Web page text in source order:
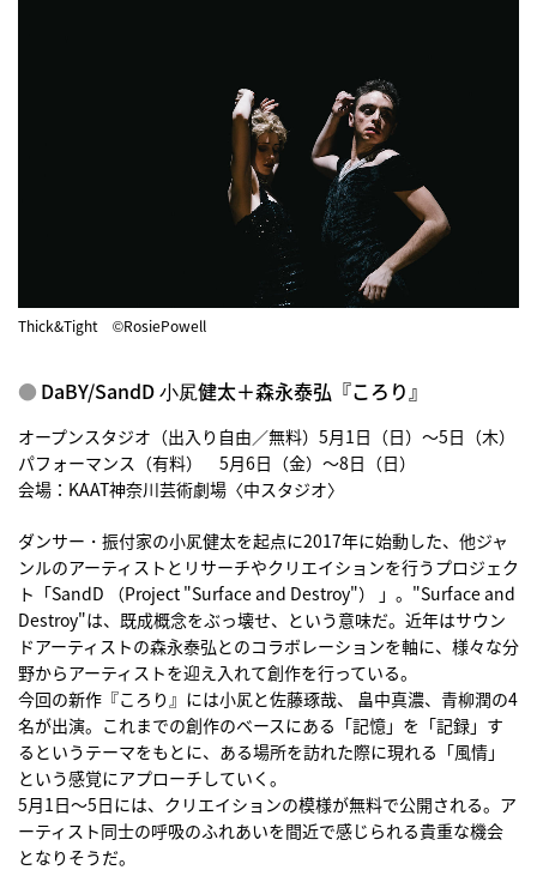
Thick&Tight ©RosiePowell
DaBY/SandD ⼩㞍健太＋森永泰弘『ころり』
オープンスタジオ（出入り自由／無料）5月1日（日）〜5日（木）
パフォーマンス（有料） 5月6日（金）〜8日（日）
会場：KAAT神奈川芸術劇場〈中スタジオ〉
ダンサー・振付家の小㞍健太を起点に2017年に始動した、他ジャ
ンルのアーティストとリサーチやクリエイションを行うプロジェク
ト「SandD （Project "Surface and Destroy"） 」。"Surface and
Destroy"は、既成概念をぶっ壊せ、という意味だ。近年はサウン
ドアーティストの森永泰弘とのコラボレーションを軸に、様々な分
野からアーティストを迎え入れて創作を行っている。
今回の新作『ころり』には小㞍と佐藤琢哉、 畠中真濃、青柳潤の4
名が出演。これまでの創作のベースにある「記憶」を「記録」す
るというテーマをもとに、ある場所を訪れた際に現れる「風情」
という感覚にアプローチしていく。
5月1日〜5日には、クリエイションの模様が無料で公開される。ア
ーティスト同士の呼吸のふれあいを間近で感じられる貴重な機会
となりそうだ。